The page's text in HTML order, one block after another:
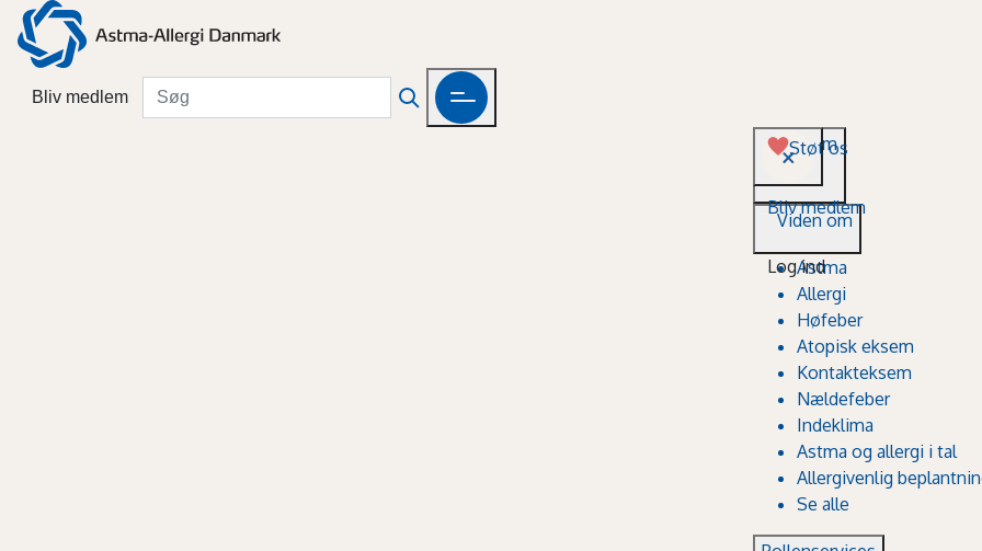
Bliv medlem
Støt os
Bliv medlem
Log ind
Viden om
Viden om
Astma
Allergi
Høfeber
Atopisk eksem
Kontakteksem
Nældefeber
Indeklima
Astma og allergi i tal
Allergivenlig
Se alle